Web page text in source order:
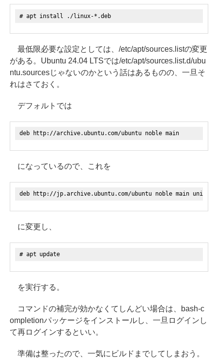
# apt install ./linux-*.deb
最低限必要な設定としては、/etc/apt/sources.listの変更
がある。Ubuntu 24.04 LTSでは/etc/apt/sources.list.d/ubu
ntu.sourcesじゃないのかという話はあるものの、一旦そ
れはさておく。
デフォルトでは
deb http://archive.ubuntu.com/ubuntu noble main
になっているので、これを
deb http://jp.archive.ubuntu.com/ubuntu noble main
に変更し、
# apt update
を実行する。
コマンドの補完が効かなくてしんどい場合は、bash-c
ompletionパッケージをインストールし、一旦ログインし
て再ログインするといい。
準備は整ったので、一気にビルドまでしてしまおう。